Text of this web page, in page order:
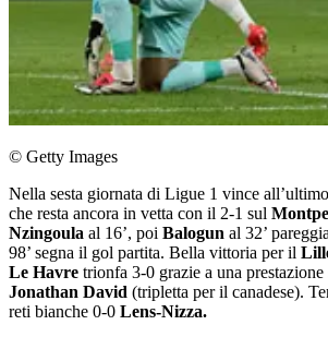
© Getty Images
Nella sesta giornata di Ligue 1 vince
che resta ancora in vetta con il 2-1 sul
Nzingoula al 16’, poi Balogun al 32’
98’ segna il gol partita. Bella vittoria per il
Le Havre trionfa 3-0 grazie a una prestazione
Jonathan David (tripletta per il canadese).
reti bianche 0-0 Lens-Nizza.